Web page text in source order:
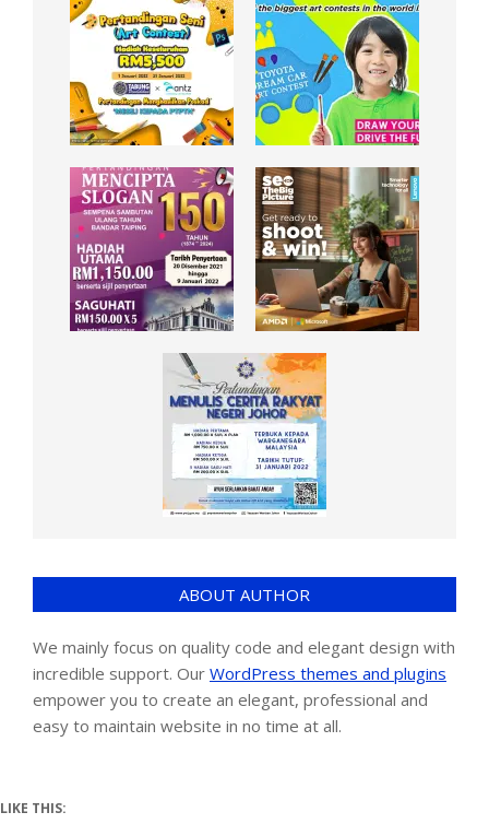
ABOUT AUTHOR
We mainly focus on quality code and elegant design with
incredible support. Our WordPress themes and plugins
empower you to create an elegant, professional and
easy to maintain website in no time at all.
LIKE THIS: